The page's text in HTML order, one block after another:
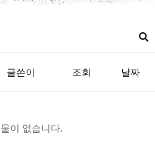
글쓴이 조회 날짜
이 없습니다.